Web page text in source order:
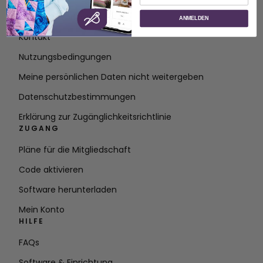
Über SVP Worldwide
Kontakt
Nutzungsbedingungen
Meine persönlichen Daten nicht weitergeben
Datenschutzbestimmungen
Erklärung zur Zugänglichkeitsrichtlinie
ZUGANG
Pläne für die Mitgliedschaft
Code aktivieren
Software herunterladen
Mein Konto
HILFE
FAQs
ANMELDEN